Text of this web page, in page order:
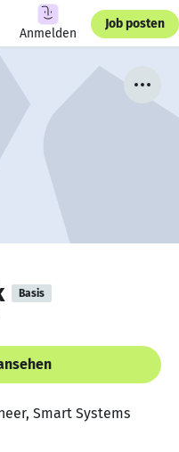
Anmelden
Job posten
Basis
Smart Systems